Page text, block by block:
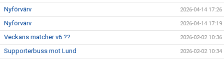
Nyförvärv 2026-04-14 17:26
Nyförvärv 2026-04-14 17:19
Veckans matcher v6 ?? 2026-02-02 10:36
Supporterbuss mot Lund 2026-02-02 10:34